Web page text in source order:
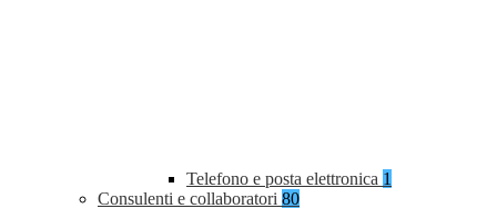
Telefono e posta elettronica 1
Consulenti e collaboratori 80